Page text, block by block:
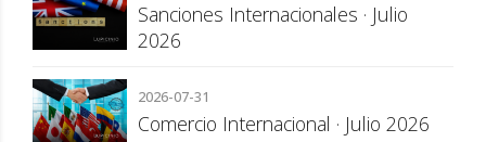
Sanciones Internacionales · Julio
2026
2026-07-31
Comercio Internacional · Julio 2026